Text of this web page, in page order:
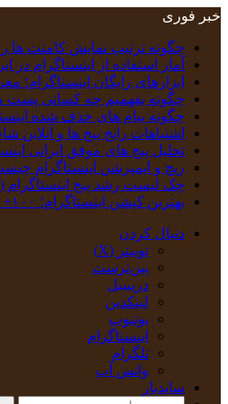
خبر فوری
چگونه ترتیب نمایش کامنت‌ ها
آمار استفاده از اینستاگرام در
ابزارهای رایگان اینستاگرام؛
چگونه بفهمیم چه کسانی پست
چگونه پیام‌ های حذف‌ شده
اشتباهات رایج پیج ها و آنلاین
تحلیل پیج‌ های موفق ایرانی
ریچ و ایمپرشن اینستاگرام چیست؟ 7 راهکار های افزایش
چک‌ لیست رشد پیج اینستاگرام
بهترین کپشن‌ اینستاگرام؛ ۱۰۰+ متن خاص فارسی و انگلیسی
دنبال کردن
توییتر (X)
‫پین‌ترست
دریبببل
لینکدین
یوتیوب
اینستاگرام
تلگرام
واتس آپ
سایدبار